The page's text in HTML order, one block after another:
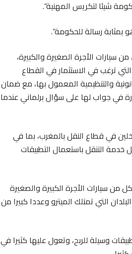
شيئا لتكريس المهنية”.
بمثابة رسالة للحكومة”.
سيارات الأجرة الصغيرة والكبيرة،
ترغب في الاستثمار في القطاع
والتنظيمية المعمول بها، مع ضمان
في جواب لها على سؤال برلماني عندما
في قطاع النقل بالمغرب، بما في
خدمة التنقل باستعمال التطبيقات
سيارات الأجرة الكبيرة والصغيرة
التي تمتلك الميترو وعددا كبيرا من
وسيلة للربح، وتعول عليها كثيرا في